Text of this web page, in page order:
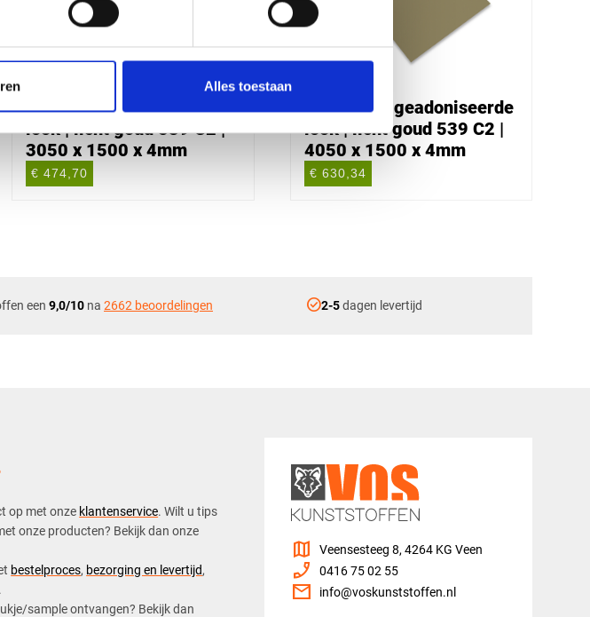
Alles toestaan
Alucobond geadoniseerde
look | licht goud 539 C2 |
3050 x 1500 x 4mm
€ 474,70
Alucobond geadoniseerde
look | licht goud 539 C2 |
4050 x 1500 x 4mm
€ 630,34
een 9,0/10 na 2662 beoordelingen check_circle2-5dagen levertijd
op met onze klantenservice. Wilt u tips
onze producten? Bekijk dan onze
bestelproces, bezorging en levertijd,
sample ontvangen? Bekijk dan
map Veensesteeg 8, 4264 KG Veen
phone_enabled 0416 75 02 55
mail info@voskunststoffen.nl